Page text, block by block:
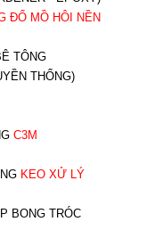
ĐỔ MỒ HÔI NỀN
TÔNG
THỐNG)
C3M
K EO XỬ LÝ
BONG TRÓC